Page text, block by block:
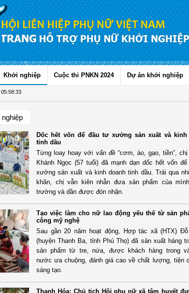
Khởi nghiệp Cuộc thi PNKN 2024 Dự án khởi nghiệp
05:58:33
Dốc hết vốn để đầu tư xưởng sản xuất và kinh
tinh dầu
Từng loay hoay với vấn đề “cơm, áo, gạo, tiền”,
Khánh Ngọc (57 tuổi) đã mạnh dạn dốc hết vốn
xưởng sản xuất và kinh doanh tinh dầu. Trải qua
khăn, chị vẫn kiên nhẫn đưa sản phẩm của
trường và dần được đón nhận.
Tạo việc làm cho nữ lao động yếu thế từ sản
công mỹ nghệ
Sau gần 20 năm hoạt động, Hợp tác xã (HTX)
(huyện Thanh Ba, tỉnh Phú Thọ) đã sản xuất hàng
sản phẩm từ tre, nứa, được khách hàng trong
nước ưa chuộng, đánh giá cao về chất lượng, tiện
sáng tạo.
Thanh Hóa: Chủ tịch Hội phụ nữ xã tâm huyết